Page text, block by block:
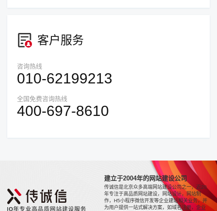
客户服务
咨询热线
010-62199213
全国免费咨询热线
400-697-8610
建立于2004年的网站建设公司
传诚信是北京众多高端网站建设公司之一，近20
年专注于高品质网站建设，网站设计，网站制
作，H5小程序微信开发等企业建站相关业务，并
为用户提供一站式解决方案，如域名注册，企业